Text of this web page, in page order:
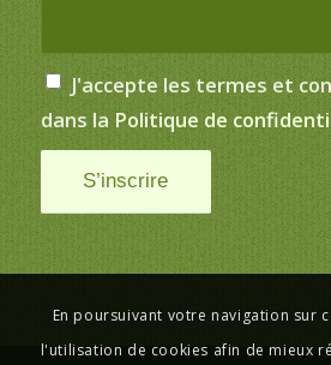
J'accepte les termes et
dans la Politique de
En poursuivant votre navigation sur
l'utilisation de cookies afin de mieux